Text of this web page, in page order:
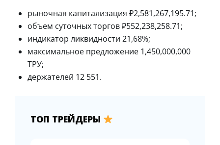
рыночная капитализация ₽2,581,267,195.71;
объем суточных торгов ₽552,238,258.71;
индикатор ликвидности 21,68%;
максимальное предложение 1,450,000,000
ТРУ;
держателей 12 551.
ТОП ТРЕЙДЕРЫ